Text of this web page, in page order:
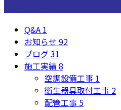
Q&A 1
お知らせ 92
ブログ31
施工実績8
空調設備工事 1
衛生器具取付工事 2
配管工事 5